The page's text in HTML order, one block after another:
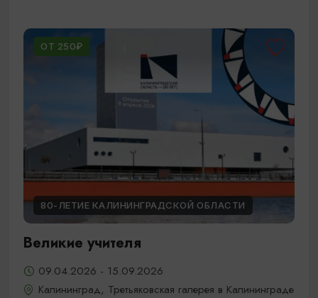
ОТ 250₽
80-ЛЕТИЕ КАЛИНИНГРАДСКОЙ ОБЛАСТИ
Великие учителя
09.04.2026 - 15.09.2026
Калининград, Третьяковская галерея в Калининграде